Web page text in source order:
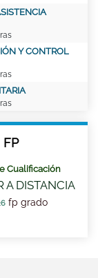
Y CONTROL
FP
Cualificación
A DISTANCIA
fp grado